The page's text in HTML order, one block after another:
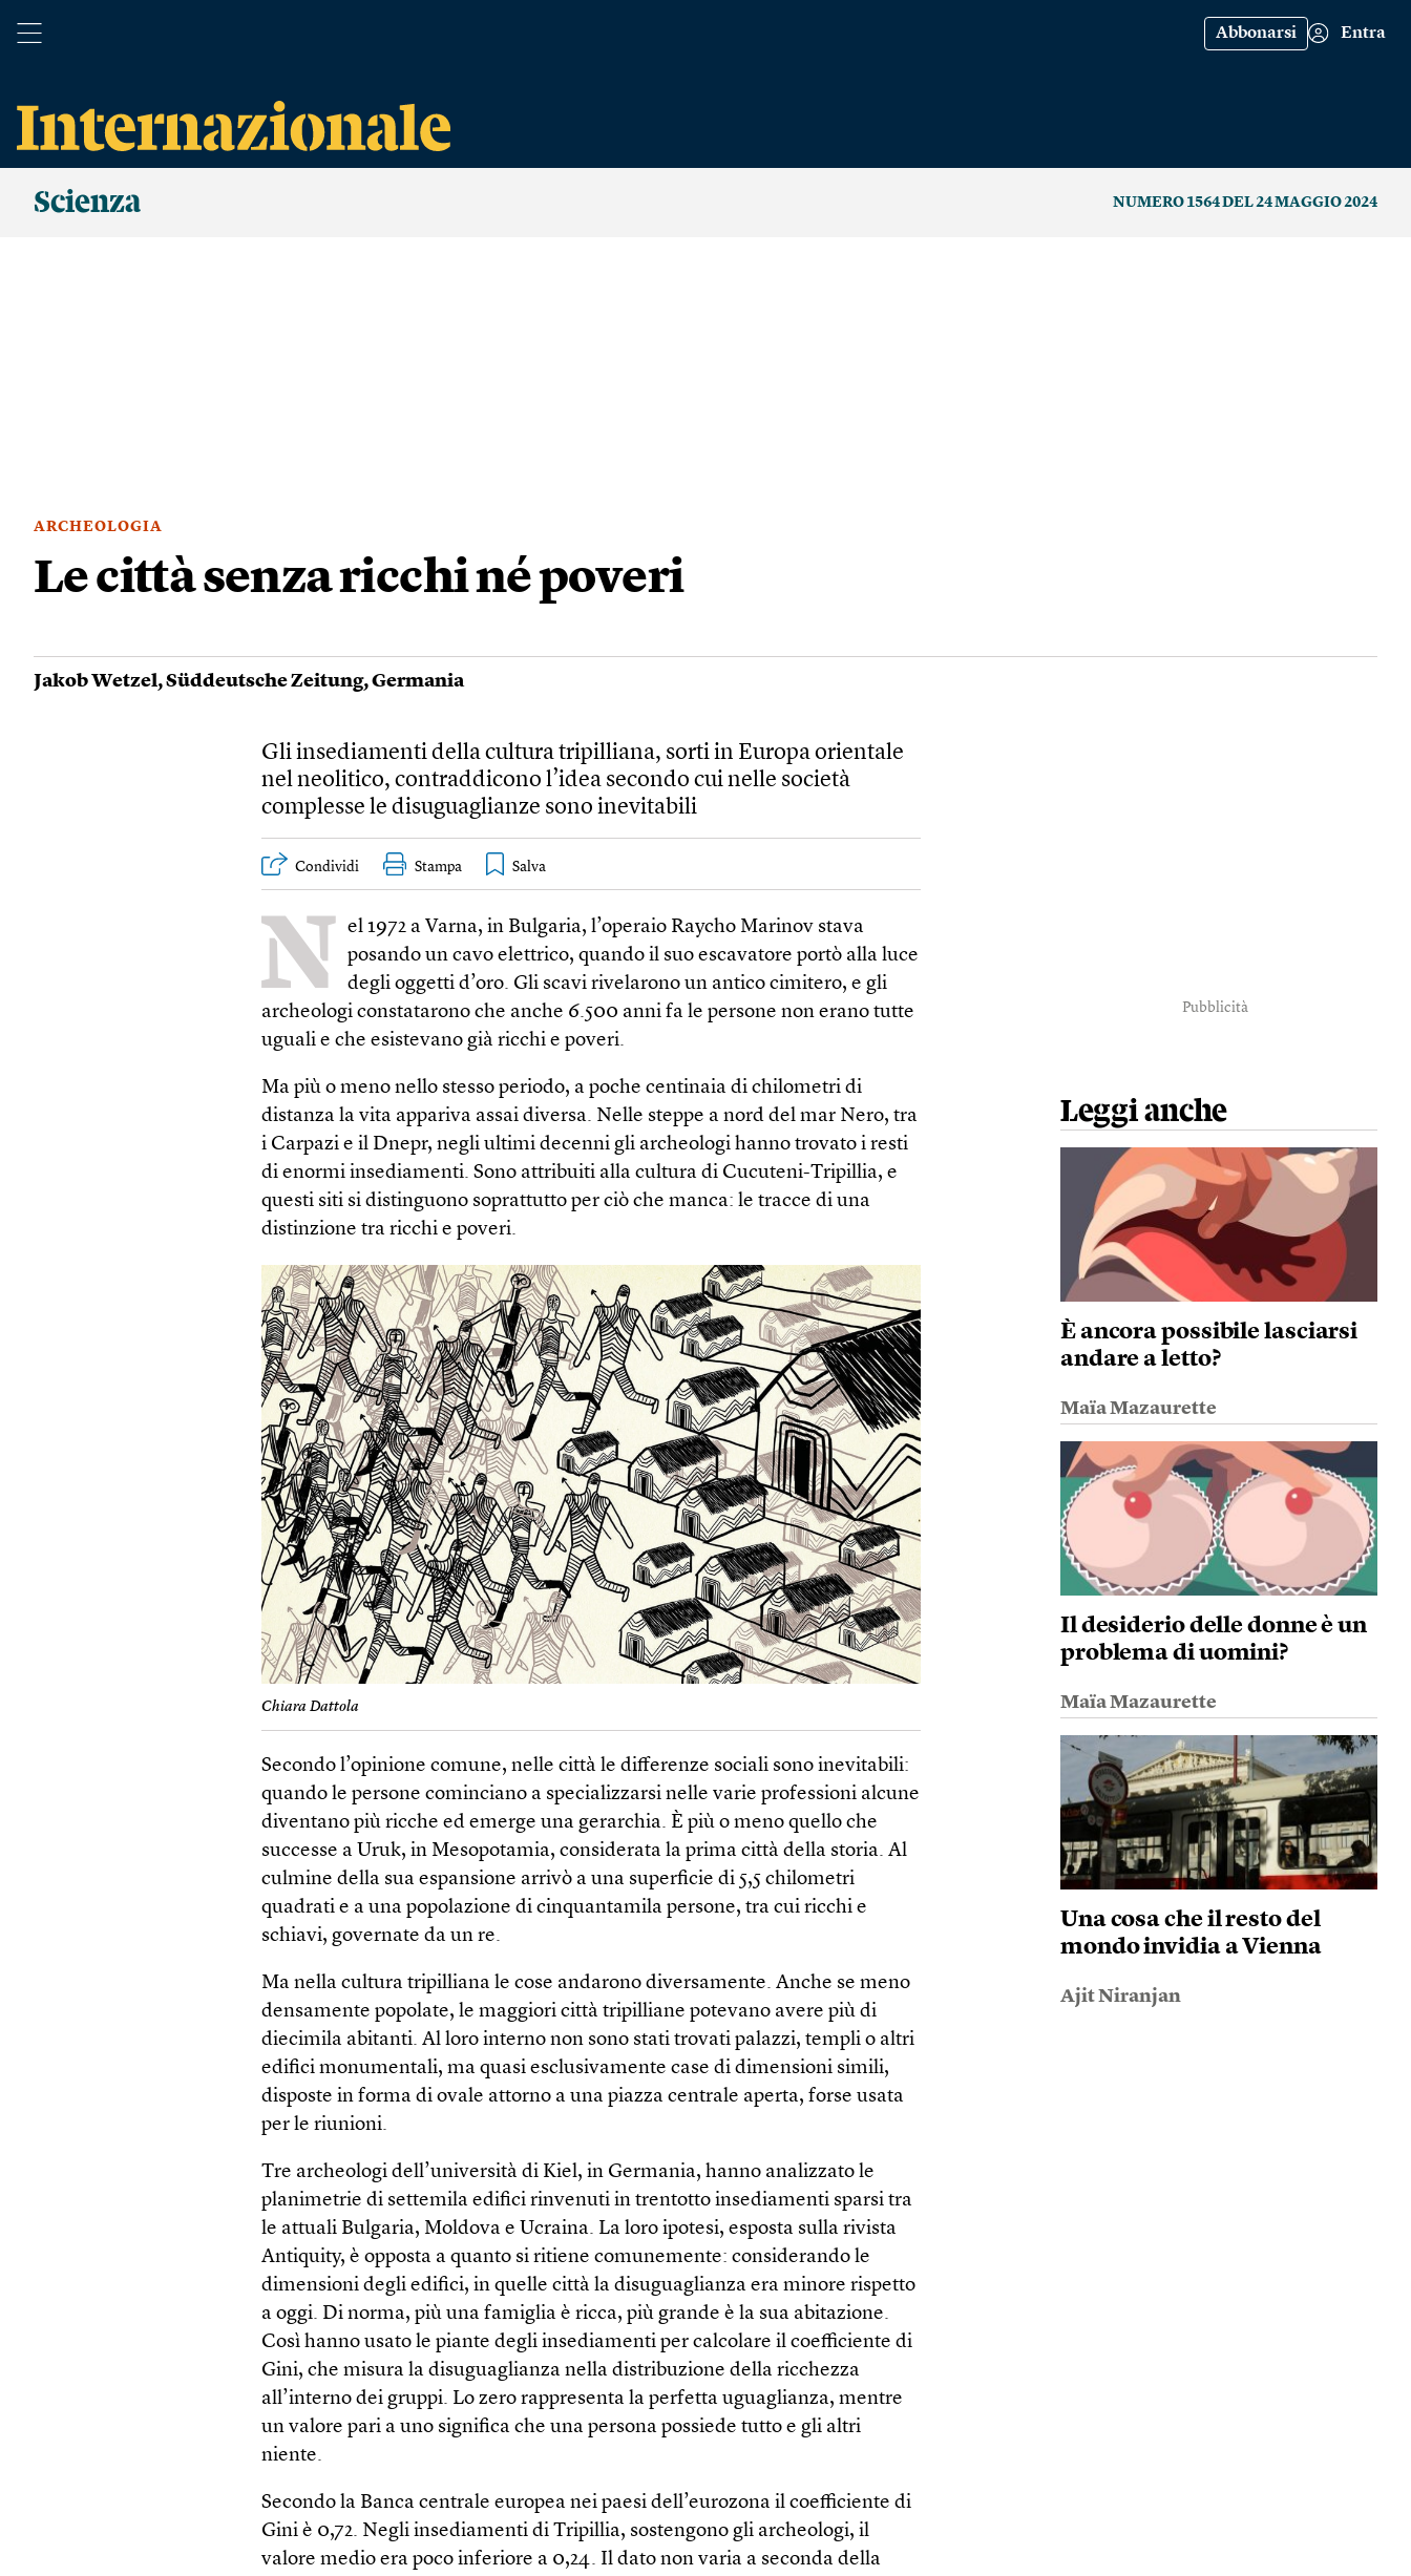
Abbonarsi Entra
Scienza NUMERO 1564 DEL 24 MAGGIO 2024
ARCHEOLOGIA
Le città senza ricchi né poveri
Jakob Wetzel,Süddeutsche Zeitung,Germania
Gli insediamenti della cultura tripilliana, sorti in Europa orientale
nel neolitico, contraddicono l’idea secondo cui nelle società
complesse le disuguaglianze sono inevitabili
Condividi Stampa
N el 1972 a Varna, in Bulgaria, l’operaio Raycho Marinov stava
posando un cavo elettrico, quando il suo escavatore portò alla luce
degli oggetti d’oro. Gli scavi rivelarono un antico cimitero, e gli
archeologi constatarono che anche 6.500 anni fa le persone non erano tutte
uguali e che esistevano già ricchi e poveri.
Ma più o meno nello stesso periodo, a poche centinaia di chilometri di
distanza la vita appariva assai diversa. Nelle steppe a nord del mar Nero, tra
i Carpazi e il Dnepr, negli ultimi decenni gli archeologi hanno trovato i resti
di enormi insediamenti. Sono attribuiti alla cultura di Cucuteni-Tripillia, e
questi siti si distinguono soprattutto per ciò che manca: le tracce di una
distinzione tra ricchi e poveri.
Chiara Dattola
Secondo l’opinione comune, nelle città le differenze sociali sono inevitabili:
quando le persone cominciano a specializzarsi nelle varie professioni alcune
diventano più ricche ed emerge una gerarchia. È più o meno quello che
successe a Uruk, in Mesopotamia, considerata la prima città della storia. Al
culmine della sua espansione arrivò a una superficie di 5,5 chilometri
quadrati e a una popolazione di cinquantamila persone, tra cui ricchi e
schiavi, governate da un re.
Ma nella cultura tripilliana le cose andarono diversamente. Anche se meno
densamente popolate, le maggiori città tripilliane potevano avere più di
diecimila abitanti. Al loro interno non sono stati trovati palazzi, templi o altri
edifici monumentali, ma quasi esclusivamente case di dimensioni simili,
disposte in forma di ovale attorno a una piazza centrale aperta, forse usata
per le riunioni.
Tre archeologi dell’università di Kiel, in Germania, hanno analizzato le
planimetrie di settemila edifici rinvenuti in trentotto insediamenti sparsi tra
le attuali Bulgaria, Moldova e Ucraina. La loro ipotesi, esposta sulla rivista
Antiquity, è opposta a quanto si ritiene comunemente: considerando le
dimensioni degli edifici, in quelle città la disuguaglianza era minore rispetto
a oggi. Di norma, più una famiglia è ricca, più grande è la sua abitazione.
Così hanno usato le piante degli insediamenti per calcolare il coefficiente di
Gini, che misura la disuguaglianza nella distribuzione della ricchezza
all’interno dei gruppi. Lo zero rappresenta la perfetta uguaglianza, mentre
un valore pari a uno significa che una persona possiede tutto e gli altri
niente.
Secondo la Banca centrale europea nei paesi dell’eurozona il coefficiente di
Gini è 0,72. Negli insediamenti di Tripillia, sostengono gli archeologi, il
valore medio era poco inferiore a 0,24. Il dato non varia a seconda della
Pubblicità
Leggi anche
È ancora possibile lasciarsi
andare a letto?
Maïa Mazaurette
Il desiderio delle donne è un
problema di uomini?
Maïa Mazaurette
Una cosa che il resto del
mondo invidia a Vienna
Ajit Niranjan